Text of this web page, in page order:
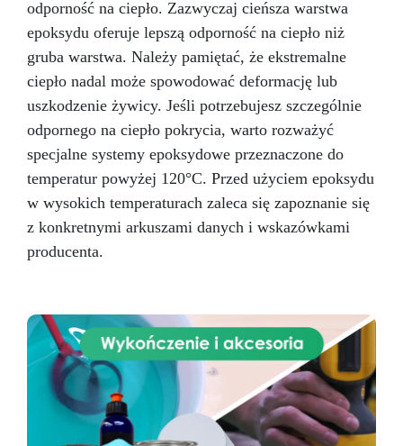
odporność na ciepło. Zazwyczaj cieńsza warstwa
epoksydu oferuje lepszą odporność na ciepło niż
gruba warstwa. Należy pamiętać, że ekstremalne
ciepło nadal może spowodować deformację lub
uszkodzenie żywicy. Jeśli potrzebujesz szczególnie
odpornego na ciepło pokrycia, warto rozważyć
specjalne systemy epoksydowe przeznaczone do
temperatur powyżej 120°C. Przed użyciem epoksydu
w wysokich temperaturach zaleca się zapoznanie się
z konkretnymi arkuszami danych i wskazówkami
producenta.